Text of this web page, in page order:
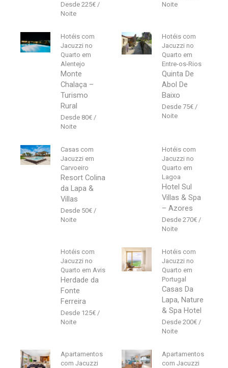
225€
Hotéis com
Jacuzzi no
Quarto em
Alentejo
Monte
Chalaça –
Turismo
Rural
80€
Hotéis com
Jacuzzi no
Quarto em
Entre-os-Rios
Quinta De
Abol De
Baixo
75€
Casas com
Jacuzzi em
Carvoeiro
Resort Colina
da Lapa &
Villas
50€
Hotéis com
Jacuzzi no
Quarto em
Lagoa
Hotel Sul
Villas & Spa
– Azores
270€
Hotéis com
Jacuzzi no
Quarto em Avis
Herdade da
Fonte
Ferreira
125€
Hotéis com
Jacuzzi no
Quarto em
Portugal
Casas Da
Lapa, Nature
& Spa Hotel
200€
Apartamentos
com Jacuzzi
Apartamentos
com Jacuzzi